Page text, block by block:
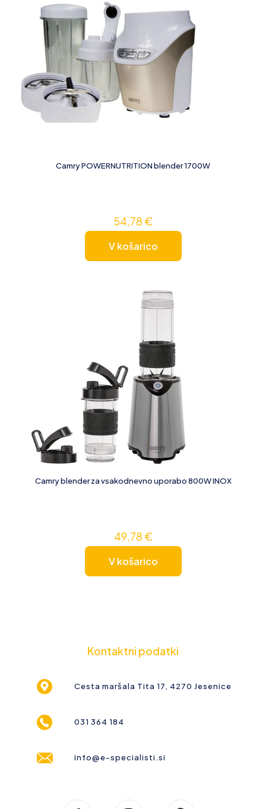
Camry POWERNUTRITION blender 1700W
54,78 €
V košarico
Camry blender za vsakodnevno uporabo 800W INOX
49,78 €
V košarico
Kontaktni podatki
Cesta maršala Tita 17, 4270 Jesenice
031 364 184
info@e-specialisti.si